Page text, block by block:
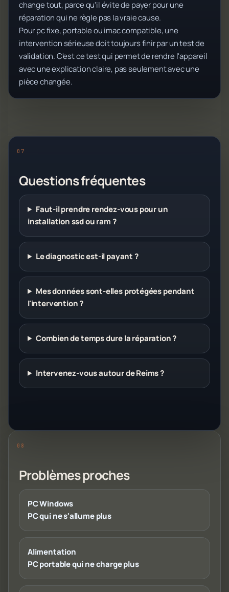
change tout, parce qu'il évite de payer pour une
réparation qui ne règle pas la vraie cause.
Pour pc fixe, portable ou imac compatible, une
intervention sérieuse doit toujours finir par un test de
validation. C'est ce test qui permet de rendre l'appareil
avec une explication claire, pas seulement avec une
pièce changée.
Questions fréquentes
Faut-il prendre rendez-vous pour un
installation ssd ou ram ?
Le diagnostic est-il payant ?
Mes données sont-elles protégées pendant
l'intervention ?
Combien de temps dure la réparation ?
Intervenez-vous autour de Reims ?
Problèmes proches
PC Windows
PC qui ne s'allume plus
Alimentation
PC portable qui ne charge plus